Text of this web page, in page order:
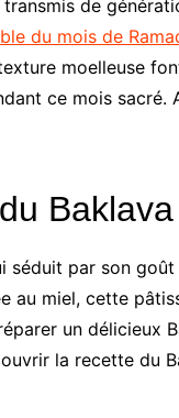
de
du mois de
moelleuse
ce mois sacré.
Baklava
séduit par son
au miel, cette
un délicieux
la recette du